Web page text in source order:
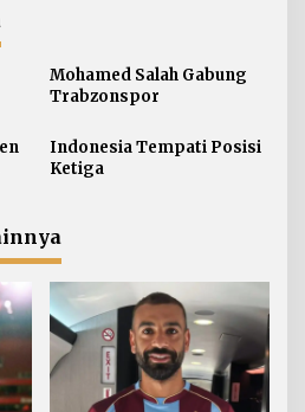
Mohamed Salah Gabung
Trabzonspor
Indonesia Tempati Posisi
Ketiga